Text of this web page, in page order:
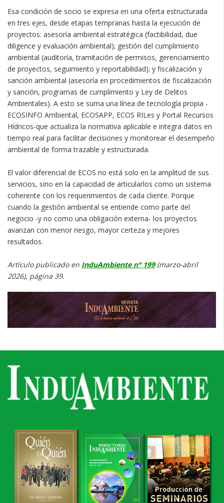
Esa condición de socio se expresa en una oferta estructurada
en tres ejes, desde etapas tempranas hasta la ejecución de
proyectos: asesoría ambiental estratégica (factibilidad, due
diligence y evaluación ambiental); gestión del cumplimiento
ambiental (auditoría, tramitación de permisos, gerenciamiento
de proyectos, seguimiento y reportabilidad); y fiscalización y
sanción ambiental (asesoría en procedimientos de fiscalización
y sanción, programas de cumplimiento y Ley de Delitos
Ambientales). A esto se suma una línea de tecnología propia -
ECOSINFO Ambiental, ECOSAPP, ECOS RILes y Portal Recursos
Hídricos-que actualiza la normativa aplicable e integra datos en
tiempo real para facilitar decisiones y monitorear el desempeño
ambiental de forma trazable y estructurada.
El valor diferencial de ECOS no está solo en la amplitud de sus
servicios, sino en la capacidad de articularlos como un sistema
coherente con los requerimientos de cada cliente. Porque
cuando la gestión ambiental se entiende como parte del
negocio -y no como una obligación externa- los proyectos
avanzan con menor riesgo, mayor certeza y mejores
resultados.
Artículo publicado en InduAmbiente n° 199(marzo-abril
2026), página 39.